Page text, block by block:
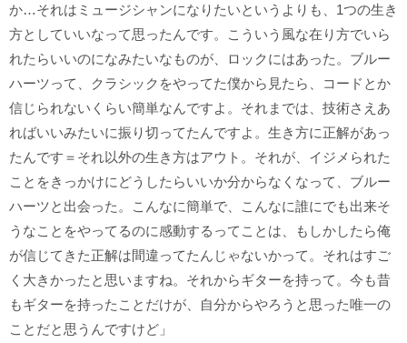
か…それはミュージシャンになりたいというよりも、1つの生き
方としていいなって思ったんです。こういう風な在り方でいら
れたらいいのになみたいなものが、ロックにはあった。ブルー
ハーツって、クラシックをやってた僕から見たら、コードとか
信じられないくらい簡単なんですよ。それまでは、技術さえあ
ればいいみたいに振り切ってたんですよ。生き方に正解があっ
たんです＝それ以外の生き方はアウト。それが、イジメられた
ことをきっかけにどうしたらいいか分からなくなって、ブルー
ハーツと出会った。こんなに簡単で、こんなに誰にでも出来そ
うなことをやってるのに感動するってことは、もしかしたら俺
が信じてきた正解は間違ってたんじゃないかって。それはすご
く大きかったと思いますね。それからギターを持って。今も昔
もギターを持ったことだけが、自分からやろうと思った唯一の
ことだと思うんですけど」